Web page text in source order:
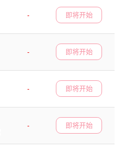
-
即将开始
-
即将开始
-
即将开始
-
即将开始